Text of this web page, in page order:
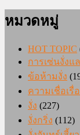
หมวดหมู่
HOT TOPIC
การเซ่นงั่งแ
ข้อห้ามงั่ง
ความเชื่อเรื่
งั่ง (227)
งั่งกริ่ง (112)